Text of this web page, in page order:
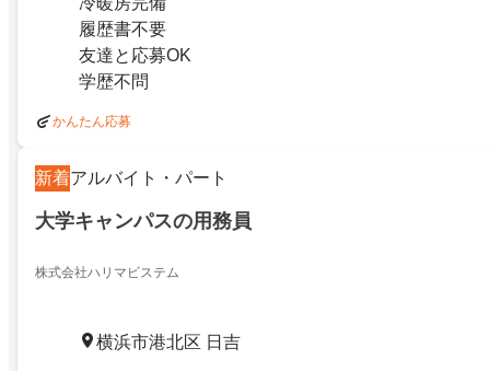
履歴書不要
友達と応募OK
学歴不問
かんたん応募
新着アルバイト・パート
大学キャンパスの用務員
株式会社ハリマビステム
横浜市港北区 日吉